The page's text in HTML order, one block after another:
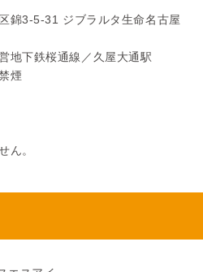
錦3-5-31 ジブラルタ生命名古屋
地下鉄桜通線／久屋大通駅
煙
ん。